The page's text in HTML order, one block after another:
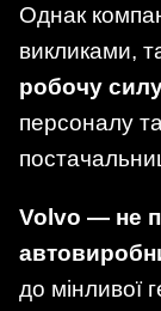
Однак
викликами,
робочу
персоналу
Volvo — не
до мінливої